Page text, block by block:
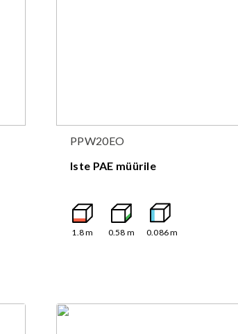
PPW20EO
Iste PAE müürile
1.8m 0.58 m 0.086m